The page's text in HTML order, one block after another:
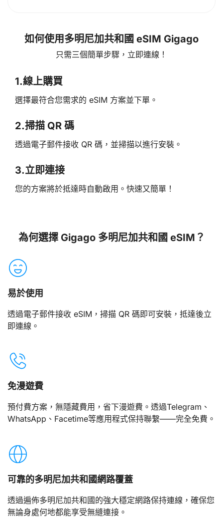
如何使用多明尼加共和國 eSIM Gigago
只需三個簡單步驟，立即連線！
1.線上購買
選擇最符合您需求的 eSIM 方案並下單。
2.掃描 QR 碼
透過電子郵件接收 QR 碼，並掃描以進行安裝。
3.立即連接
您的方案將於抵達時自動啟用。快速又簡單！
為何選擇 Gigago 多明尼加共和國 eSIM？
易於使用
透過電子郵件接收 eSIM，掃描 QR 碼即可安裝，抵達後立
即連線。
免漫遊費
預付費方案，無隱藏費用，省下漫遊費。透過Telegram、
WhatsApp、Facetime等應用程式保持聯繫——完全免費。
可靠的多明尼加共和國網路覆蓋
透過遍佈多明尼加共和國的強大穩定網路保持連線，確保您
無論身處何地都能享受無縫連接。